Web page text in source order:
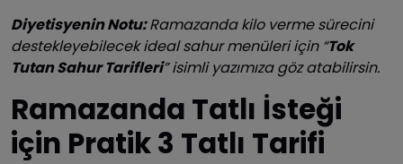
Diyetisyenin Notu:Ramazanda kilo verme sürecini
destekleyebilecek ideal sahur menüleri için “Tok
Tutan Sahur Tarifleri” isimli yazımıza göz atabilirsin.
Ramazanda Tatlı İsteği
için Pratik 3 Tatlı Tarifi